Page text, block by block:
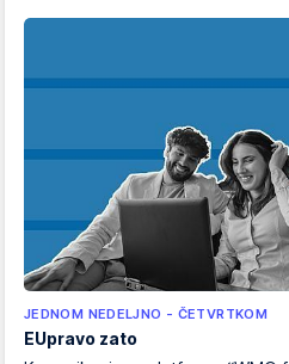
JEDNOM NEDELJNO - ČETVRTKOM
EUpravo zato